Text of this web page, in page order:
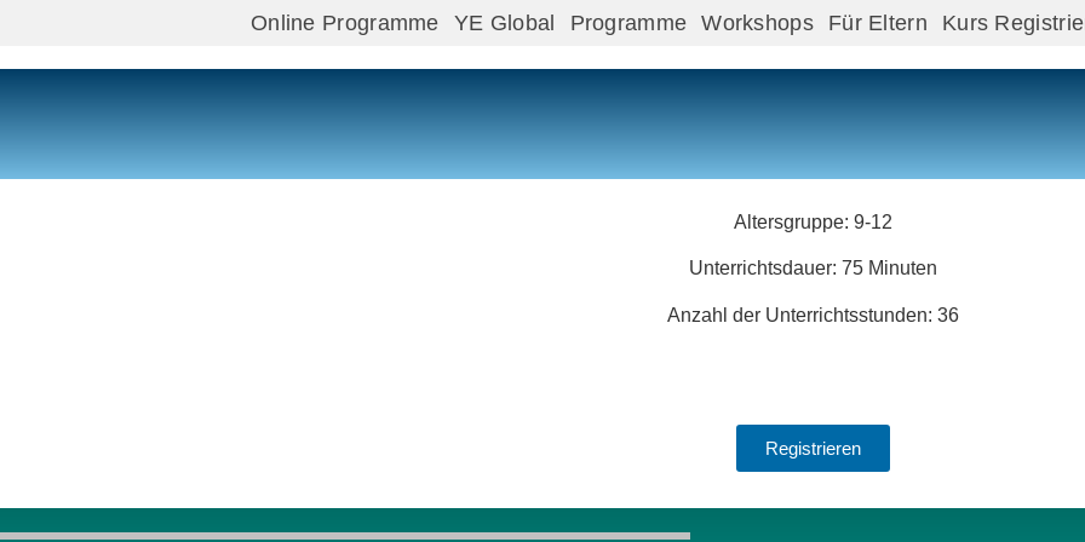
Online Programme YE Global Programme Workshops Für Eltern Kurs
Altersgruppe:9-12
Unterrichtsdauer:75 Minuten
Anzahl der Unterrichtsstunden: 36
Registrieren